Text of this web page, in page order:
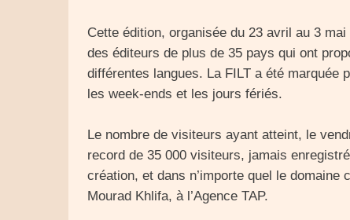
Cette édition, organisée du 23 avril au 3
des éditeurs de plus de 35 pays qui ont
différentes langues. La FILT a été marquée
les week-ends et les jours fériés.
Le nombre de visiteurs ayant atteint, le
record de 35 000 visiteurs, jamais
création, et dans n’importe quel le
Mourad Khlifa, à l’Agence TAP.